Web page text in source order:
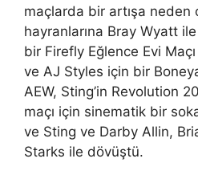
maçlarda bir artışa neden
hayranlarına Bray Wyatt
bir Firefly Eğlence Evi
ve AJ Styles için bir
AEW, Sting’in Revolution
maçı için sinematik bir
ve Sting ve Darby Allin,
Starks ile dövüştü.